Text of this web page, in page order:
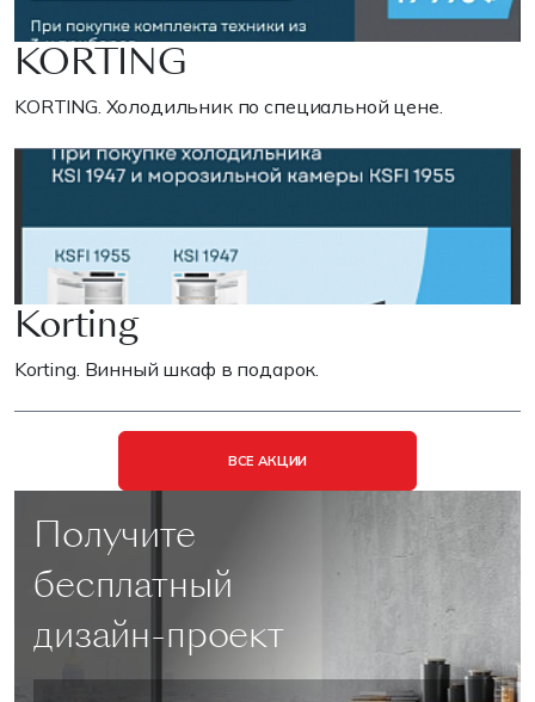
KORTING
KORTING. Холодильник по специальной цене.
Korting
Korting. Винный шкаф в подарок.
ВСЕ АКЦИИ
Получите
бесплатный
дизайн-проект